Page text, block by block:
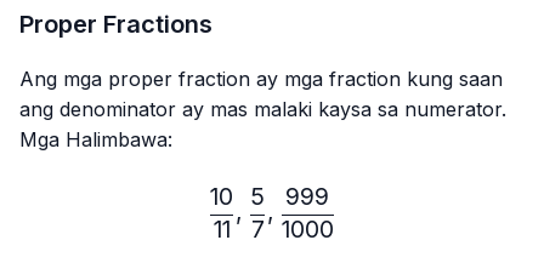
Proper Fractions
Ang mga proper fraction ay mga fraction kung saan
ang denominator ay mas malaki kaysa sa numerator.
Mga Halimbawa:
11
10
,
7
5
,
1000
999